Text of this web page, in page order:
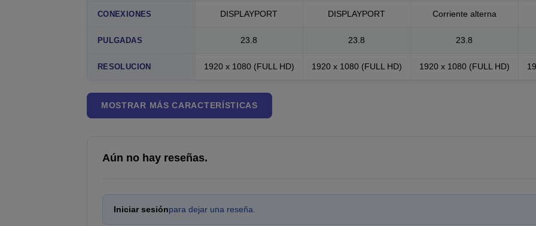
CONEXIONES DISPLAYPORT DISPLAYPORT Corriente alterna
PULGADAS 23.8 23.8 23.8
RESOLUCION 1920 x 1080 (FULL HD) 1920 x 1080 (FULL HD) 1920 x 1080 (FULL HD)
MOSTRAR MÁS CARACTERÍSTICAS
Aún no hay reseñas.
Iniciar sesiónpara dejar una reseña.